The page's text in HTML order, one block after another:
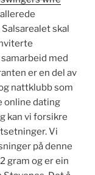
skal
med
er en del av
nattklubb som
online dating
kan vi forsikre
Vi
på denne
gram og er ein